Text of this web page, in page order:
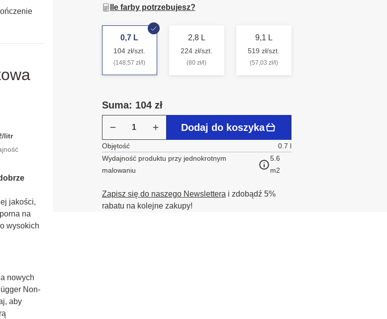
litr
jakości,
na
wysokich
nowych
Non-
aby
Ile farby potrzebujesz?
0,7 L
104 zł/szt.
(148,57 zł/l)
2,8 L
224 zł/szt.
(80 zł/l)
9,1 L
519 zł/szt.
(57,03 zł/l)
Suma: 104 zł
Dodaj do koszyka
Objętość
0.7 l
Wydajność produktu przy jednokrotnym
malowaniu
5.6
m2
Zapisz się do naszego Newslettera i zdobądź 5%
rabatu na kolejne zakupy!